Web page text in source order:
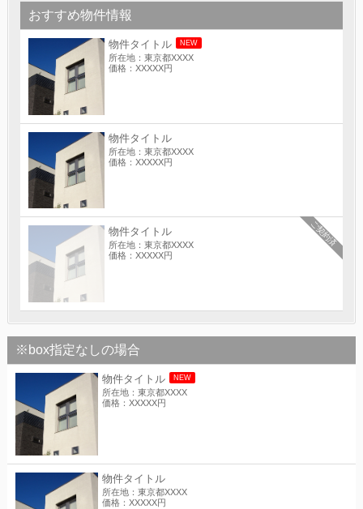
おすすめ物件情報
物件タイトル NEW
所在地：東京都XXXX
価格：XXXXX円
物件タイトル
所在地：東京都XXXX
価格：XXXXX円
物件タイトル
所在地：東京都XXXX
価格：XXXXX円
ご契約済
※box指定なしの場合
物件タイトル NEW
所在地：東京都XXXX
価格：XXXXX円
物件タイトル
所在地：東京都XXXX
価格：XXXXX円